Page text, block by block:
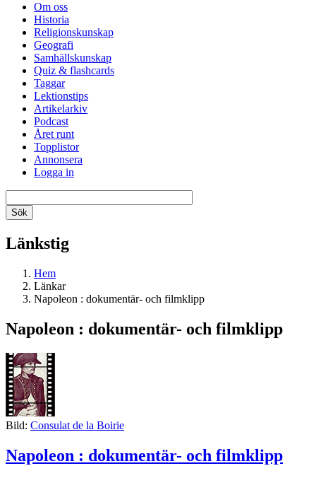
Om oss
Historia
Religionskunskap
Geografi
Samhällskunskap
Quiz & flashcards
Taggar
Lektionstips
Artikelarkiv
Podcast
Året runt
Topplistor
Annonsera
Logga in
Länkstig
Hem
Länkar
Napoleon : dokumentär- och filmklipp
Napoleon : dokumentär- och filmklipp
Bild: Consulat de la Boirie
Napoleon : dokumentär- och filmklipp